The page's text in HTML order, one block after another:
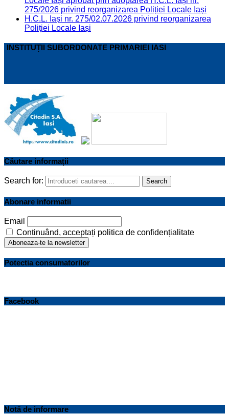
275/2026 privind reorganizarea Poliției Locale Iași
H.C.L. Iași nr. 275/02.07.2026 privind reorganizarea
Poliției Locale Iași
INSTITUȚII SUBORDONATE PRIMARIEI IASI
Căutare informații
Search for: Search
Abonare informatii
Email
Continuând, acceptați politica de confidențialitate
Potectia consumatorilor
Facebook
Notă de informare